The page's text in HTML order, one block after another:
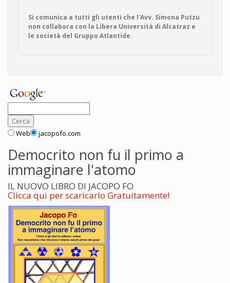
Si comunica a tutti gli utenti che l'Avv. Simona Putzu
non collabora con la Libera Università di Alcatraz e
le società del Gruppo Atlantide.
Web jacopofo.com
Democrito non fu il primo a
immaginare l'atomo
IL NUOVO LIBRO DI JACOPO FO
Clicca qui per scaricarlo Gratuitamente!